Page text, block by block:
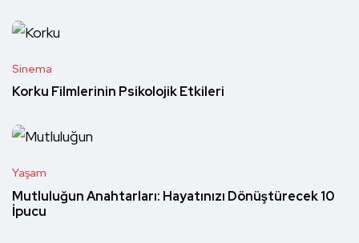
Sinema
Korku Filmlerinin Psikolojik Etkileri
Yaşam
Mutluluğun Anahtarları: Hayatınızı Dönüştürecek 10
İpucu